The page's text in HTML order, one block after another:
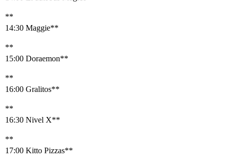
**
14:30 Maggie**
**
15:00 Doraemon**
**
16:00 Gralitos**
**
16:30 Nivel X**
**
17:00 Kitto Pizzas**